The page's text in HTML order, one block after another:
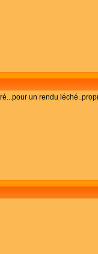
un rendu